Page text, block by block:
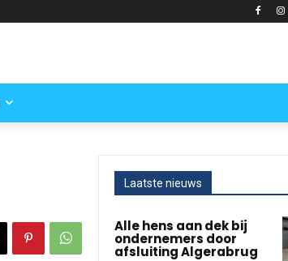
Laatste nieuws
Alle hens aan dek bij
ondernemers door
afsluiting Algerabrug